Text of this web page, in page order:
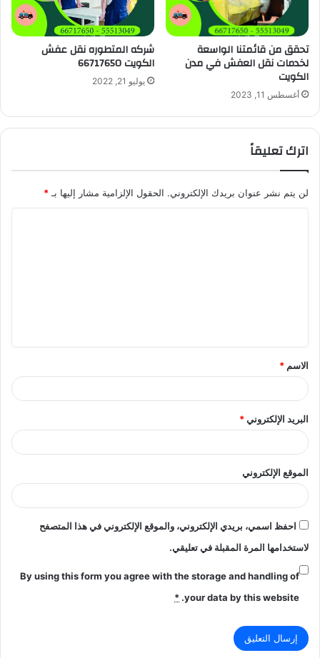
تحقق من قائمتنا الواسعة
لخدمات نقل العفش في مدن
الكويت
أغسطس 11, 2023
شركه المتطوره نقل عفش
الكويت 66717650
يوليو 21, 2022
اترك تعليقاً
لن يتم نشر عنوان بريدك الإلكتروني. الحقول الإلزامية مشار إليها بـ*
ق
*
الاسم *
البريد الإلكتروني*
الموقع الإلكتروني
احفظ اسمي، بريدي الإلكتروني، والموقع الإلكتروني في هذا المتصفح
لاستخدامها المرة المقبلة في تعليقي.
By using this form you agree with the storage and handling of
your data by this website.
*